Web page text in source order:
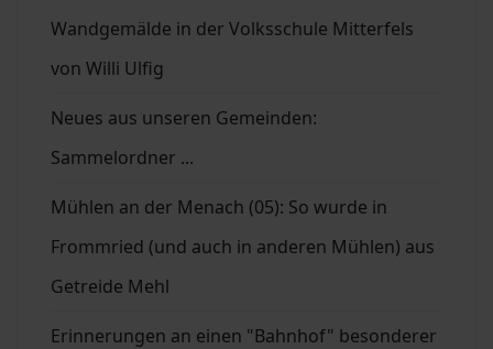
Wandgemälde in der Volksschule Mitterfels
von Willi Ulfig
Neues aus unseren Gemeinden:
Sammelordner ...
Mühlen an der Menach (05): So wurde in
Frommried (und auch in anderen Mühlen) aus
Getreide Mehl
Erinnerungen an einen "Bahnhof" besonderer